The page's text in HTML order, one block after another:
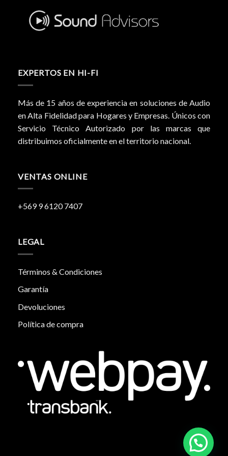
EXPERTOS EN HI-FI
Más de 15 años de experiencia en soluciones de Audio
en Alta Fidelidad para Hogares y Empresas. Únicos con
Servicio Técnico Autorizado por las marcas que
distribuimos oficialmente en el territorio nacional.
VENTAS ONLINE
+569 9 6120 7407
LEGAL
Términos & Condiciones
Garantía
Devoluciones
Política de compra